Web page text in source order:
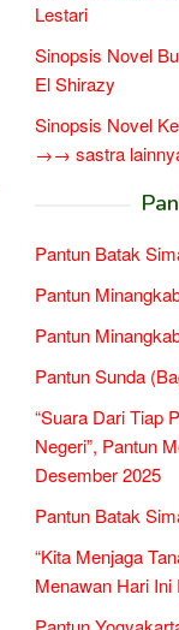
Lestari
Sinopsis Novel
El Shirazy
Sinopsis Novel
→→ sastra
Pantun Batak
Pantun
Pantun
Pantun Sunda
“Suara Dari Tiap
Negeri”, Pantun
Desember 2025
Pantun Batak
“Kita Menjaga
Menawan Hari